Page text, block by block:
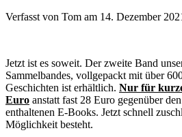
Verfasst von Tom am 14. Dezember
Jetzt ist es soweit. Der zweite Band
Sammelbandes, vollgepackt mit über
Geschichten ist erhältlich. Nur für
Euro anstatt fast 28 Euro gegenüber
enthaltenen E-Books. Jetzt schnell
Möglichkeit besteht.